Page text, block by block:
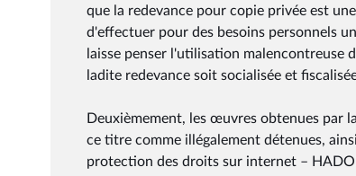
que la redevance pour copie privée est
d'effectuer pour des besoins personnels
laisse penser l'utilisation malencontreuse
ladite redevance soit socialisée et
Deuxièmement, les œuvres obtenues par
ce titre comme illégalement détenues,
protection des droits sur internet –